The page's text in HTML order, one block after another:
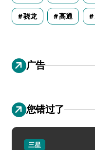
骁龙 高通
广告
您错过了
三星